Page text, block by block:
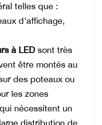
telles que :
d'affichage,
à LED sont très
être montés au
des poteaux ou
les zones
nécessitent un
distribution de